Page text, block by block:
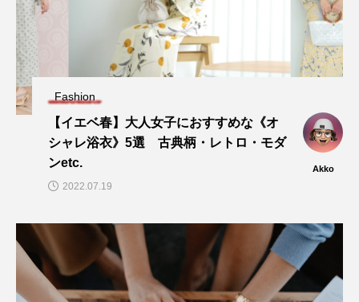
Fashion
【イエベ春】大人女子におすすめな《オ
シャレ浴衣》5選 古典柄・レトロ・モダ
ンetc.
Akko
2022.07.19